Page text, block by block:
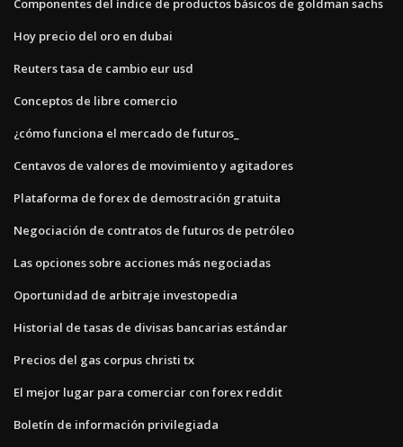
Componentes del índice de productos básicos de goldman sachs
Hoy precio del oro en dubai
Reuters tasa de cambio eur usd
Conceptos de libre comercio
¿cómo funciona el mercado de futuros_
Centavos de valores de movimiento y agitadores
Plataforma de forex de demostración gratuita
Negociación de contratos de futuros de petróleo
Las opciones sobre acciones más negociadas
Oportunidad de arbitraje investopedia
Historial de tasas de divisas bancarias estándar
Precios del gas corpus christi tx
El mejor lugar para comerciar con forex reddit
Boletín de información privilegiada